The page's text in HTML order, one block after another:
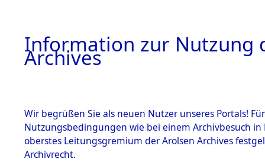
Information zur Nutzung
Archives
Wir begrüßen Sie als neuen Nutzer unseres Portals!
Nutzungsbedingungen wie bei einem Archivbesuch
oberstes Leitungsgremium der Arolsen Archives
Archivrecht.